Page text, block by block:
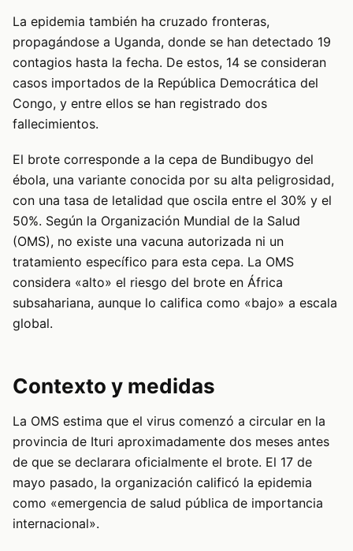
La epidemia también ha cruzado fronteras,
propagándose a Uganda, donde se han detectado 19
contagios hasta la fecha. De estos, 14 se consideran
casos importados de la República Democrática del
Congo, y entre ellos se han registrado dos
fallecimientos.
El brote corresponde a la cepa de Bundibugyo del
ébola, una variante conocida por su alta peligrosidad,
con una tasa de letalidad que oscila entre el 30% y el
50%. Según la Organización Mundial de la Salud
(OMS), no existe una vacuna autorizada ni un
tratamiento específico para esta cepa. La OMS
considera «alto» el riesgo del brote en África
subsahariana, aunque lo califica como «bajo» a escala
global.
Contexto y medidas
La OMS estima que el virus comenzó a circular en la
provincia de Ituri aproximadamente dos meses antes
de que se declarara oficialmente el brote. El 17 de
mayo pasado, la organización calificó la epidemia
como «emergencia de salud pública de importancia
internacional».